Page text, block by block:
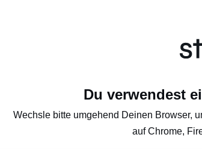
Du verwendest
Wechsle bitte umgehend Deinen Browser,
auf Chrome,